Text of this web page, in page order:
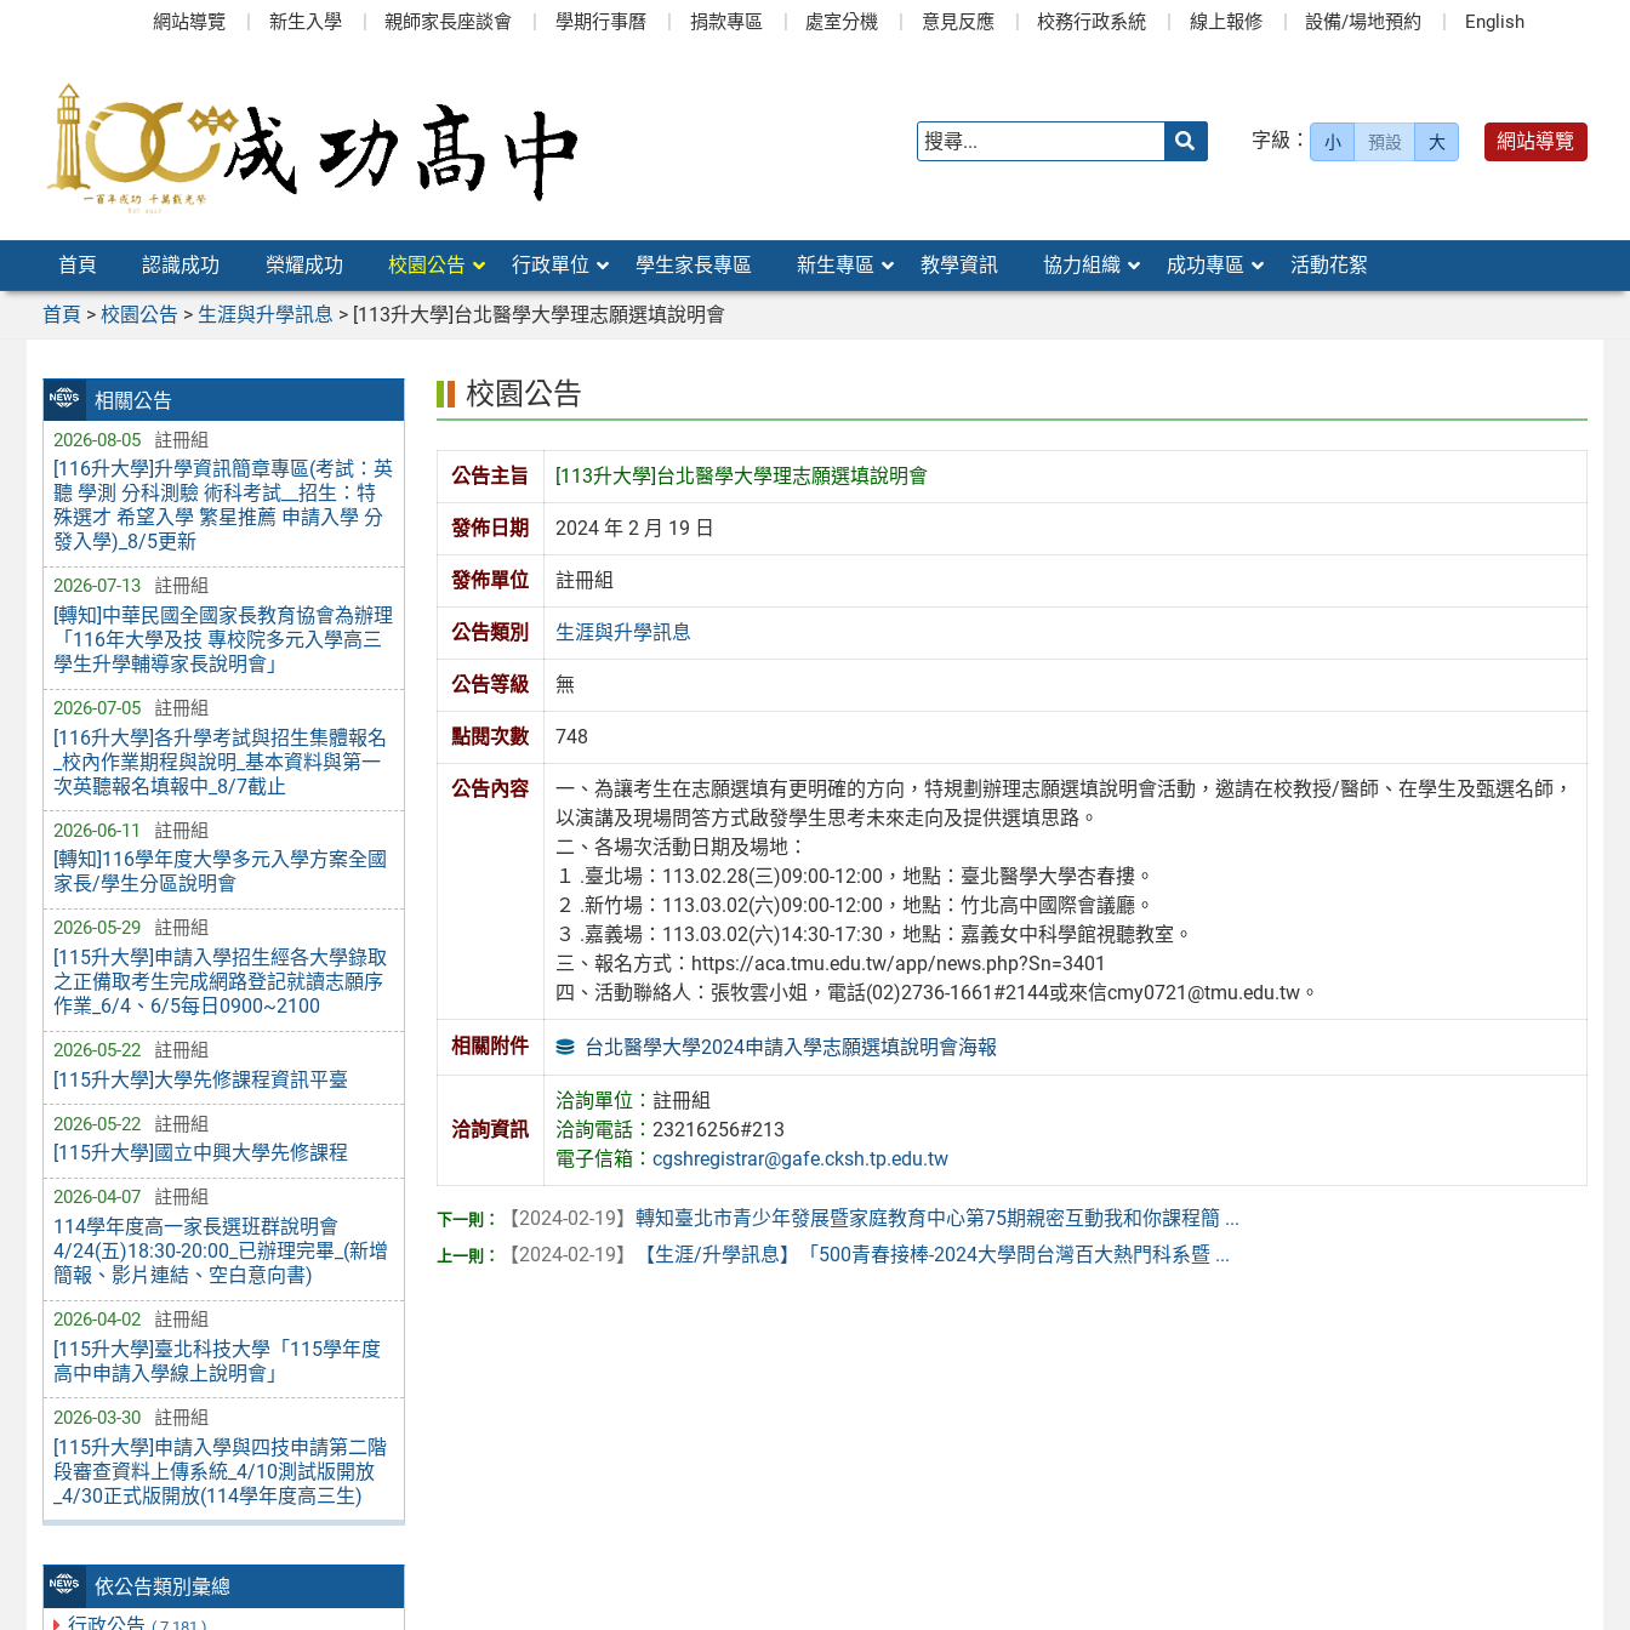
網站導覽 新生入學 親師家長座談會 學期行事曆 捐款專區 處室分機 意見反應 校務行政系統 線上報修 設備/場地預約 English
字級： 小 預設 大 網站導覽
首頁 認識成功 榮耀成功 校園公告 行政單位 學生家長專區 新生專區 教學資訊 協力組織 成功專區 活動花絮
首頁 > 校園公告 > 生涯與升學訊息 > [113升大學]台北醫學大學理志願選填說明會
相關公告
2026-08-05 註冊組
[116升大學]升學資訊簡章專區(考試：英
聽 學測 分科測驗 術科考試__招生：特
殊選才 希望入學 繁星推薦 申請入學 分
發入學)_8/5更新
2026-07-13 註冊組
[轉知]中華民國全國家長教育協會為辦理
「116年大學及技 專校院多元入學高三
學生升學輔導家長說明會」
2026-07-05 註冊組
[116升大學]各升學考試與招生集體報名
_校內作業期程與說明_基本資料與第一
次英聽報名填報中_8/7截止
2026-06-11 註冊組
[轉知]116學年度大學多元入學方案全國
家長/學生分區說明會
2026-05-29 註冊組
[115升大學]申請入學招生經各大學錄取
之正備取考生完成網路登記就讀志願序
作業_6/4、6/5每日0900~2100
2026-05-22 註冊組
[115升大學]大學先修課程資訊平臺
2026-05-22 註冊組
[115升大學]國立中興大學先修課程
2026-04-07 註冊組
114學年度高一家長選班群說明會
4/24(五)18:30-20:00_已辦理完畢_(新增
簡報、影片連結、空白意向書)
2026-04-02 註冊組
[115升大學]臺北科技大學「115學年度
高中申請入學線上說明會」
2026-03-30 註冊組
[115升大學]申請入學與四技申請第二階
段審查資料上傳系統_4/10測試版開放
_4/30正式版開放(114學年度高三生)
依公告類別彙總
校園公告
公告主旨 [113升大學]台北醫學大學理志願選填說明會
發佈日期 2024 年 2 月 19 日
發佈單位 註冊組
公告類別 生涯與升學訊息
公告等級 無
點閱次數 748
公告內容
一、為讓考生在志願選填有更明確的方向，特規劃辦理志願選填說明會活動，邀請在校教授/醫師、在學生及甄選名師，
以演講及現場問答方式啟發學生思考未來走向及提供選填思路。
二、各場次活動日期及場地：
１ .臺北場：113.02.28(三)09:00-12:00，地點：臺北醫學大學杏春摟。
２ .新竹場：113.03.02(六)09:00-12:00，地點：竹北高中國際會議廳。
３ .嘉義場：113.03.02(六)14:30-17:30，地點：嘉義女中科學館視聽教室。
三、報名方式：https://aca.tmu.edu.tw/app/news.php?Sn=3401
四、活動聯絡人：張牧雲小姐，電話(02)2736-1661#2144或來信cmy0721@tmu.edu.tw。
相關附件 台北醫學大學2024申請入學志願選填說明會海報
洽詢資訊
洽詢單位：註冊組
洽詢電話：23216256#213
電子信箱：cgshregistrar@gafe.cksh.tp.edu.tw
【2024-02-19】 轉知臺北市青少年發展暨家庭教育中心第75期親密互動我和你課程簡 ...
【2024-02-19】
【生涯/升學訊息】「500青春接棒-2024大學問台灣百大熱門科系暨 ...